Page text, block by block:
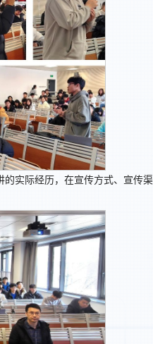
实际经历，在宣传方式、宣传